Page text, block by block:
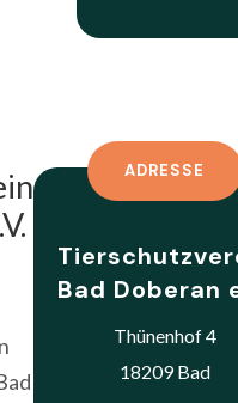
ADRESSE
Bad Doberan
Thünenhof 4
18209 Bad